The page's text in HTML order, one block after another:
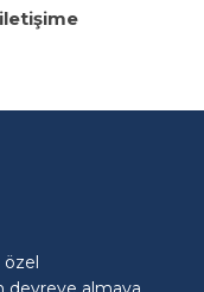
iletişime
özel